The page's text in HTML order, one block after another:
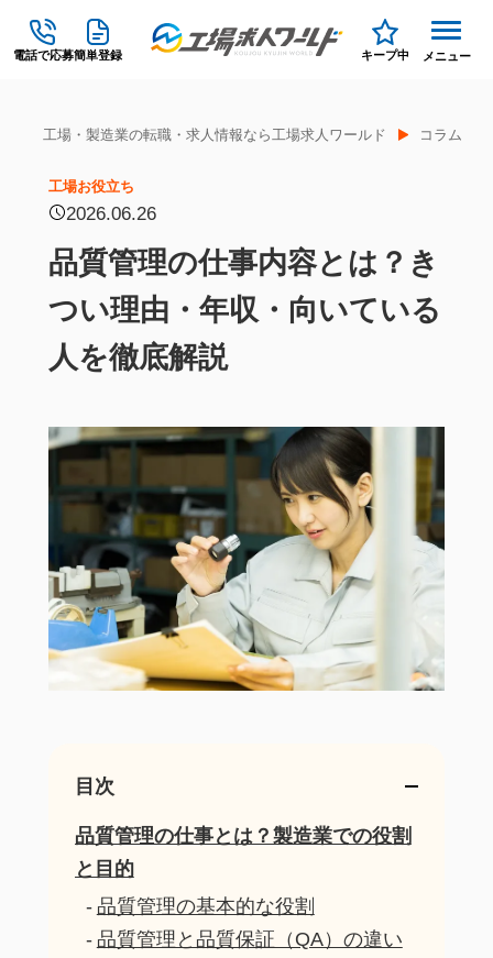
電話で応募簡単登録 キープ中 メニュー
工場・製造業の転職・求人情報なら工場求人ワールド コラム
工場お役立ち
2026.06.26
品質管理の仕事内容とは？き
つい理由・年収・向いている
人を徹底解説
目次
品質管理の仕事とは？製造業での役割
と目的
品質管理の基本的な役割
品質管理と品質保証（QA）の違い